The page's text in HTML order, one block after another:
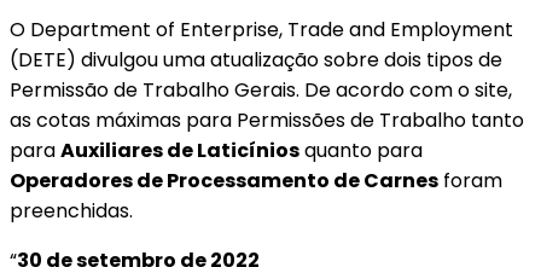
O Department of Enterprise, Trade and Employment
(DETE) divulgou uma atualização sobre dois tipos de
Permissão de Trabalho Gerais. De acordo com o site,
as cotas máximas para Permissões de Trabalho tanto
paraAuxiliares de Laticíniosquanto para
Operadores de Processamento de Carnes foram
preenchidas.
“30 de setembro de 2022